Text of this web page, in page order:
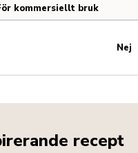
kommersiellt bruk
Nej
recept